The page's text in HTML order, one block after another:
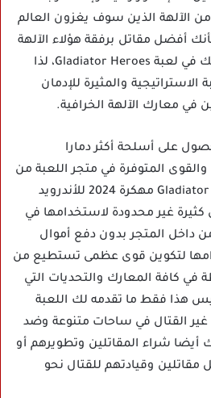
من الآلهة الذين سوف يغزون العالم
أفضل مقاتل برفقة هؤلاء الآلهة
ليكون الفوز دائما هو حليفك في لعبة Gladiator Heroes، لذا
والمثيرة للإدمان
في معارك الآلهة الخرافية.
على أسلحة أكثر دمارا
المتوفرة في متجر اللعبة من
خلال تحميل لعبة Gladiator Heroes مهكرة 2024 للأندرويد
كثيرة غير محدودة لاستخدامها في
داخل المتجر بدون دفع أموال
لتكوين قوى عظمى تستطيع من
في كافة المعارك والتحديات التي
هذا فقط ما تقدمه لك اللعبة
القتال في ساحات متنوعة وضد
أيضا شراء المقاتلين وتطويرهم أو
وقيادتهم للقتال نحو